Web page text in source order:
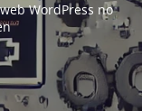
WordPress no